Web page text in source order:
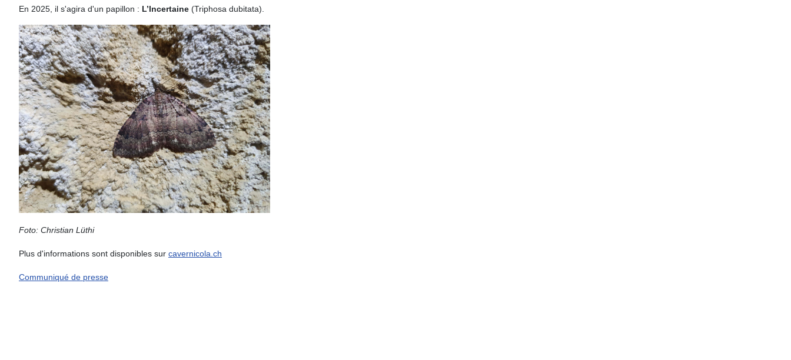
En 2025, il s'agira d'un papillon : L’Incertaine (Triphosa dubitata).
Foto: Christian Lüthi
Plus d'informations sont disponibles sur cavernicola.ch
Communiqué de presse